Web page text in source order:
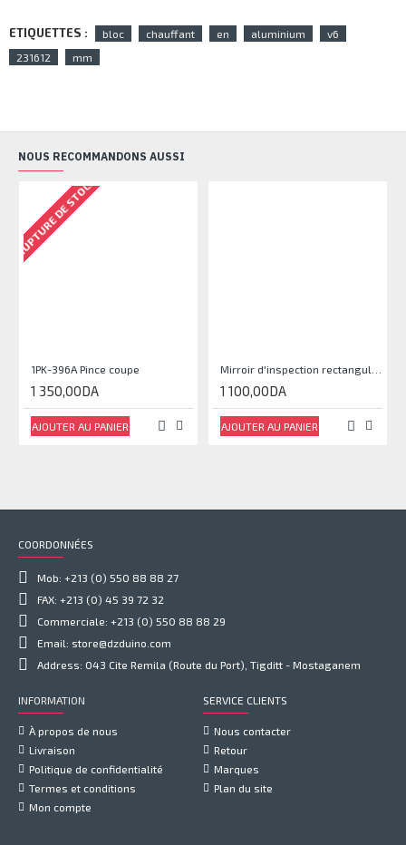
ETIQUETTES : bloc chauffant en aluminium
v6
231612
mm
NOUS RECOMMANDONS AUSSI
RUPTURE DE STOCK
1PK-396A Pince coupe
1 350,00DA
AJOUTER AU PANIER
1 100,00DA
AJOUTER AU PANIER
COORDONNÉES
Mob: +213 (0) 550 88 88 27
FAX: +213 (0) 45 39 72 32
Commerciale: +213 (0) 550 88 88 29
Email: store@dzduino.com
Address: 043 Cite Remila (Route du Port), Tigditt - Mostaganem
INFORMATION
À propos de nous
Livraison
Politique de confidentialité
Termes et conditions
Mon compte
SERVICE CLIENTS
Nous contacter
Retour
Marques
Plan du site